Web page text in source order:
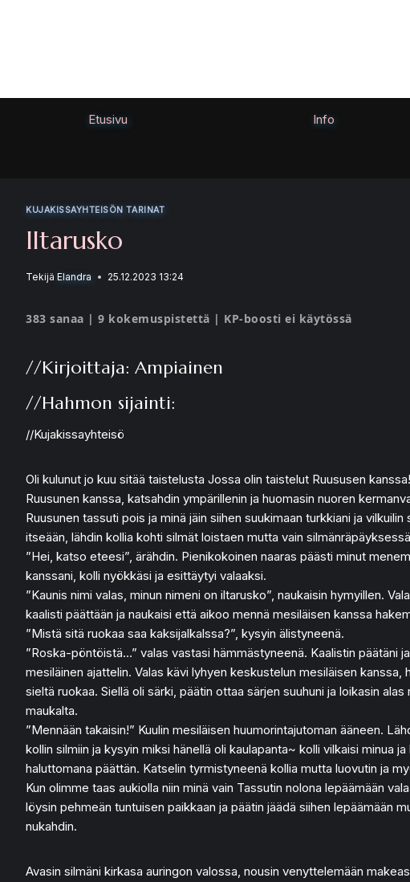
Etusivu Info
KUJAKISSAYHTEISÖN TARINAT
Iltarusko
Tekijä Elandra 25.12.2023 13:24
383 sanaa | 9 kokemuspistettä | KP-boosti ei käytössä
//Kirjoittaja: Ampiainen
//Hahmon sijainti:
//Kujakissayhteisö
Oli kulunut jo kuu sitää taistelusta Jossa olin taistelut Ruususen
Ruusunen kanssa, katsahdin ympärillenin ja huomasin nuoren
Ruusunen tassuti pois ja minä jäin siihen suukimaan turkkiani ja
itseään, lähdin kollia kohti silmät loistaen mutta vain
”Hei, katso eteesi”, ärähdin. Pienikokoinen naaras päästi minut
kanssani, kolli nyökkäsi ja esittäytyi valaaksi.
”Kaunis nimi valas, minun nimeni on iltarusko”, naukaisin hymyillen.
kaalisti päättään ja naukaisi että aikoo mennä mesiläisen kanssa
”Mistä sitä ruokaa saa kaksijalkalssa?”, kysyin älistyneenä.
”Roska-pöntöistä…” valas vastasi hämmästyneenä. Kaalistin päätäni
mesiläinen ajattelin. Valas kävi lyhyen keskustelun mesiläisen
sieltä ruokaa. Siellä oli särki, päätin ottaa särjen suuhuni ja loikasin
maukalta.
”Mennään takaisin!” Kuulin mesiläisen huumorintajutoman ääneen.
kollin silmiin ja kysyin miksi hänellä oli kaulapanta~ kolli vilkaisi minua
haluttomana päättän. Katselin tyrmistyneenä kollia mutta luovutin ja
Kun olimme taas aukiolla niin minä vain Tassutin nolona lepäämään
löysin pehmeän tuntuisen paikkaan ja päätin jäädä siihen lepäämään
nukahdin.
Avasin silmäni kirkasa auringon valossa, nousin venyttelemään